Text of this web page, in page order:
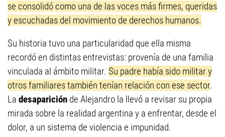
se consolidó como una de las voces más firmes, queridas
y escuchadas del movimiento de derechos humanos.
Su historia tuvo una particularidad que ella misma
recordó en distintas entrevistas: provenía de una familia
vinculada al ámbito militar. Su padre había sido militar y
otros familiares también tenían relación con ese sector.
La desaparición de Alejandro la llevó a revisar su propia
mirada sobre la realidad argentina y a enfrentar, desde el
dolor, a un sistema de violencia e impunidad.